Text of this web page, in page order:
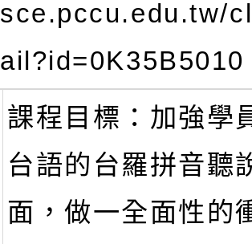
sce.pccu.edu.tw/
ail?id=0K35B5010
課程目標：加強學
台語的台羅拼音聽
面，做一全面性的